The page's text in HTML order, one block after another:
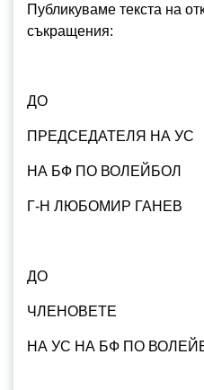
Публикуваме текста на
съкращения:
ДО
ПРЕДСЕДАТЕЛЯ НА УС
НА БФ ПО ВОЛЕЙБОЛ
Г-Н ЛЮБОМИР ГАНЕВ
ДО
ЧЛЕНОВЕТЕ
НА УС НА БФ ПО